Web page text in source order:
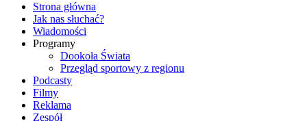
Strona główna
Jak nas słuchać?
Wiadomości
Programy
Dookoła Świata
Przegląd sportowy z regionu
Podcasty
Filmy
Reklama
Zespół